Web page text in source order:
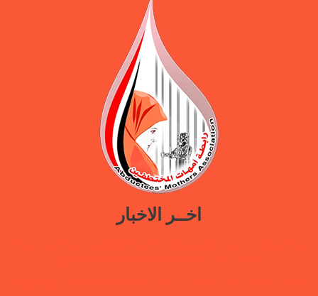
اخــر الاخبار